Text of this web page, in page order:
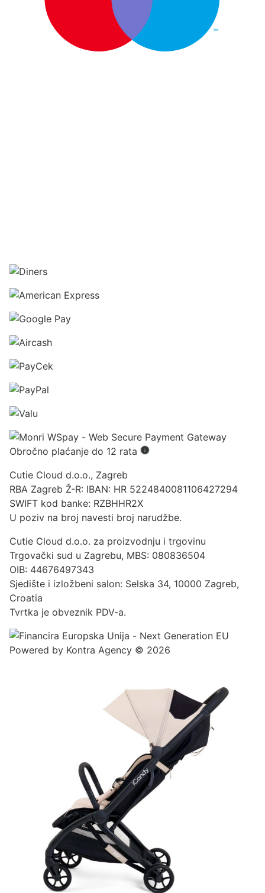
Obročno plaćanje do 12 rata
Cutie Cloud d.o.o., Zagreb
RBA Zagreb Ž-R: IBAN: HR 5224840081106427294
SWIFT kod banke: RZBHHR2X
U poziv na broj navesti broj narudžbe.
Cutie Cloud d.o.o. za proizvodnju i trgovinu
Trgovački sud u Zagrebu, MBS: 080836504
OIB: 44676497343
Sjedište i izložbeni salon: Selska 34, 10000 Zagreb,
Croatia
Tvrtka je obveznik PDV-a.
Powered by Kontra Agency © 2026